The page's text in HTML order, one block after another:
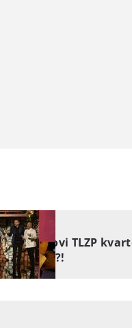
OČARALI!
Imamo novi TLZP
izvedbom?!